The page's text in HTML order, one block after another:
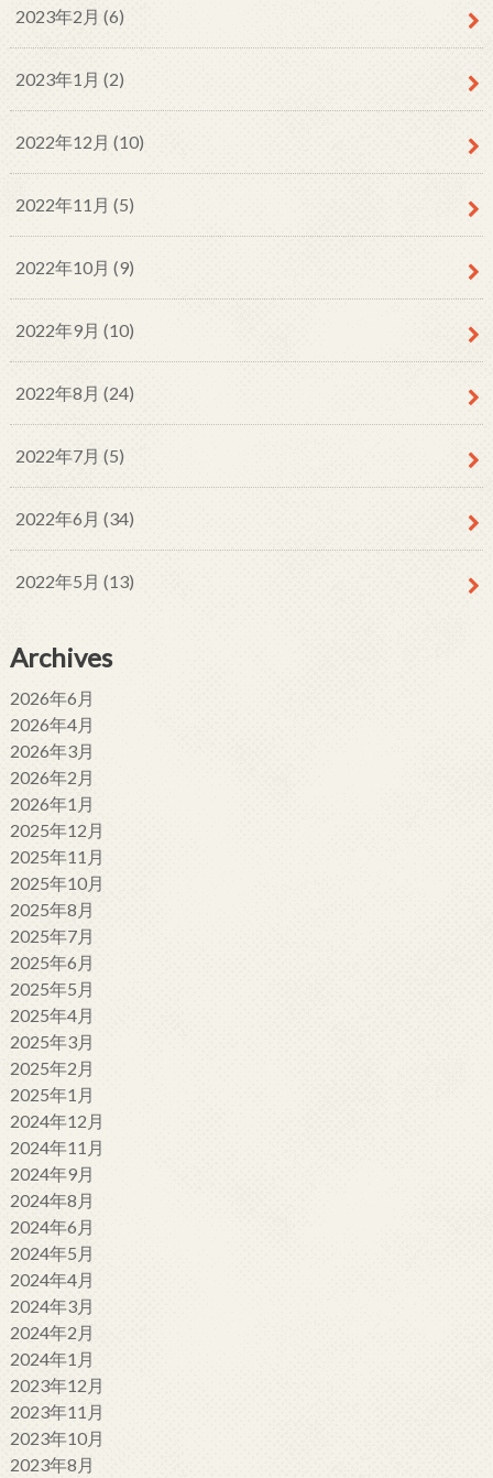
2023年2月 (6)
2023年1月 (2)
2022年12月 (10)
2022年11月 (5)
2022年10月 (9)
2022年9月 (10)
2022年8月 (24)
2022年7月 (5)
2022年6月 (34)
2022年5月 (13)
Archives
2026年6月
2026年4月
2026年3月
2026年2月
2026年1月
2025年12月
2025年11月
2025年10月
2025年8月
2025年7月
2025年6月
2025年5月
2025年4月
2025年3月
2025年2月
2025年1月
2024年12月
2024年11月
2024年9月
2024年8月
2024年6月
2024年5月
2024年4月
2024年3月
2024年2月
2024年1月
2023年12月
2023年11月
2023年10月
2023年8月